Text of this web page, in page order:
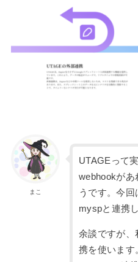
まこ
UTAGEって
webhookがあ
うです。今回
myspと連携
余談ですが、
携を使います